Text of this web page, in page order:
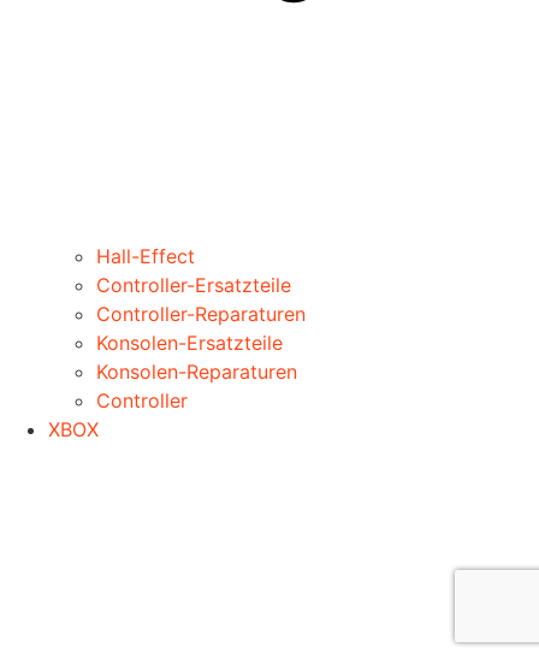
Hall-Effect
Controller-Ersatzteile
Controller-Reparaturen
Konsolen-Ersatzteile
Konsolen-Reparaturen
Controller
XBOX